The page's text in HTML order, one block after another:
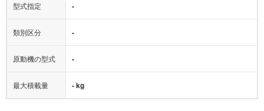
型式指定 -
類別区分 -
原動機の型式 -
最大積載量 - kg